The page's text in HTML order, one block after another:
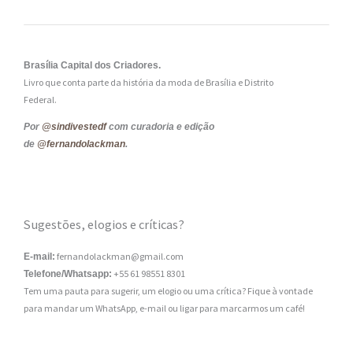
Brasília Capital dos Criadores.
Livro que conta parte da história da moda de Brasília e Distrito
Federal.
Por @sindivestedfcom curadoria e edição
de @fernandolackman.
Sugestões, elogios e críticas?
E-mail: fernandolackman@gmail.com
Telefone/Whatsapp: +55 61 98551 8301
Tem uma pauta para sugerir, um elogio ou uma crítica? Fique à vontade
para mandar um WhatsApp, e-mail ou ligar para marcarmos um café!